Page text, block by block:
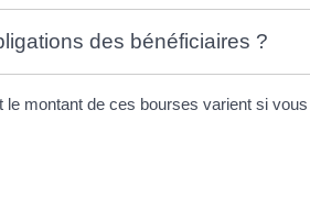
des bénéficiaires ?
le montant de ces bourses varient si